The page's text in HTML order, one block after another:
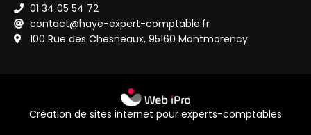
01 34 05 54 72
contact@haye-expert-comptable.fr
100 Rue des Chesneaux, 95160 Montmorency
Création de sites internet pour experts-comptables